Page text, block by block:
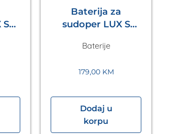
Baterija za
sudoper LUX S
Baterije
179,00 KM
Dodaj u
korpu